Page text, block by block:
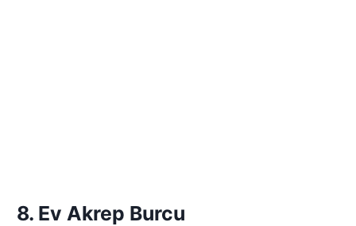
8. Ev Akrep Burcu